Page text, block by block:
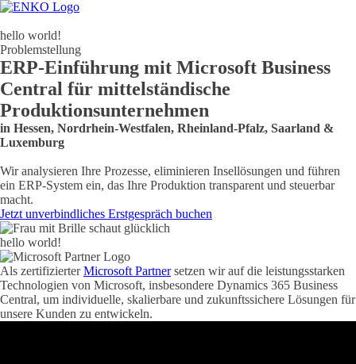
hello world!
Problemstellung
ERP-Einführung mit Microsoft Business
Central für mittelständische
Produktionsunternehmen
in Hessen, Nordrhein-Westfalen, Rheinland-Pfalz, Saarland &
Luxemburg
Wir analysieren Ihre Prozesse, eliminieren Insellösungen und führen
ein ERP-System ein, das Ihre Produktion transparent und steuerbar
macht.
Jetzt unverbindliches Erstgespräch buchen
hello world!
Als zertifizierterMicrosoft Partnersetzen wir auf die leistungsstarken
Technologien von Microsoft, insbesondere Dynamics 365 Business
Central, um individuelle, skalierbare und zukunftssichere Lösungen für
unsere Kunden zu entwickeln.